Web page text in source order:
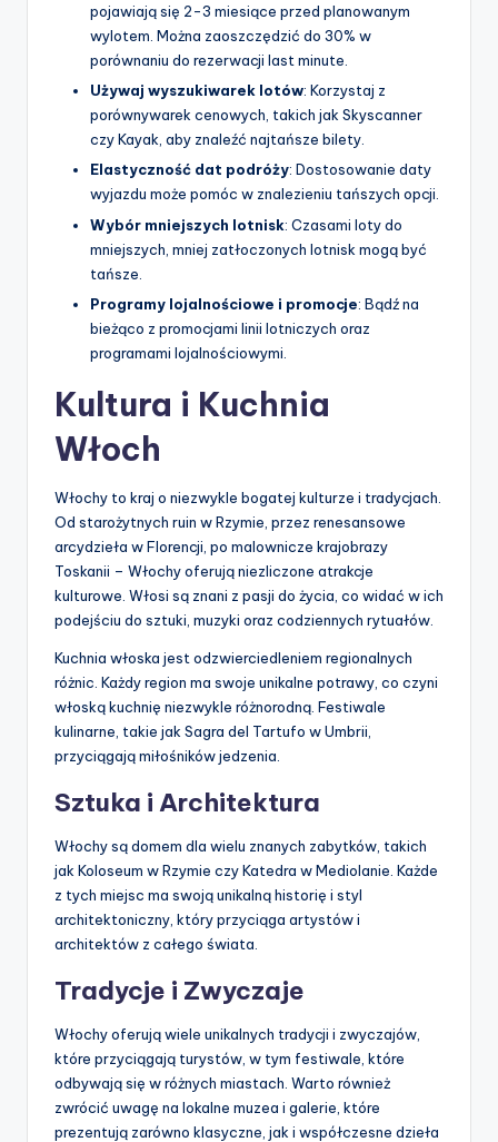
pojawiają się 2-3 miesiące przed planowanym
wylotem. Można zaoszczędzić do 30% w
porównaniu do rezerwacji last minute.
Używaj wyszukiwarek lotów: Korzystaj z
porównywarek cenowych, takich jak Skyscanner
czy Kayak, aby znaleźć najtańsze bilety.
Elastyczność dat podróży: Dostosowanie daty
wyjazdu może pomóc w znalezieniu tańszych opcji.
Wybór mniejszych lotnisk: Czasami loty do
mniejszych, mniej zatłoczonych lotnisk mogą być
tańsze.
Programy lojalnościowe i promocje: Bądź na
bieżąco z promocjami linii lotniczych oraz
programami lojalnościowymi.
Kultura i Kuchnia
Włoch
Włochy to kraj o niezwykle bogatej kulturze i tradycjach.
Od starożytnych ruin w Rzymie, przez renesansowe
arcydzieła w Florencji, po malownicze krajobrazy
Toskanii – Włochy oferują niezliczone atrakcje
kulturowe. Włosi są znani z pasji do życia, co widać w ich
podejściu do sztuki, muzyki oraz codziennych rytuałów.
Kuchnia włoska jest odzwierciedleniem regionalnych
różnic. Każdy region ma swoje unikalne potrawy, co czyni
włoską kuchnię niezwykle różnorodną. Festiwale
kulinarne, takie jak Sagra del Tartufo w Umbrii,
przyciągają miłośników jedzenia.
Sztuka i Architektura
Włochy są domem dla wielu znanych zabytków, takich
jak Koloseum w Rzymie czy Katedra w Mediolanie. Każde
z tych miejsc ma swoją unikalną historię i styl
architektoniczny, który przyciąga artystów i
architektów z całego świata.
Tradycje i Zwyczaje
Włochy oferują wiele unikalnych tradycji i zwyczajów,
które przyciągają turystów, w tym festiwale, które
odbywają się w różnych miastach. Warto również
zwrócić uwagę na lokalne muzea i galerie, które
prezentują zarówno klasyczne, jak i współczesne dzieła